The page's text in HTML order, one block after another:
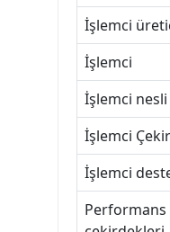
İşlemci
İşlemci
İşlemci nesli
İşlemci
İşlemci
Performans